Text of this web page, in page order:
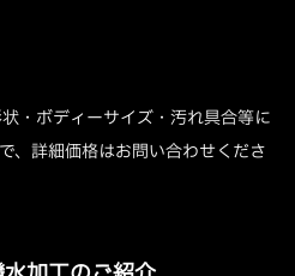
・ボディーサイズ・汚れ具合等に
、詳細価格はお問い合わせくださ